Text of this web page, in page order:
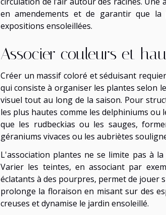
en amendements et de garantir que la
expositions ensoleillées.
Associer couleurs et
Créer un massif coloré et séduisant
qui consiste à organiser les plantes selon
visuel tout au long de la saison. Pour
les plus hautes comme les delphiniums ou
que les rudbeckias ou les sauges,
géraniums vivaces ou les aubriètes
L'association plantes ne se limite pas à
Varier les teintes, en associant par
éclatants à des pourpres, permet de jouer
prolonge la floraison en misant sur des
creuses et dynamise le jardin ensoleillé.